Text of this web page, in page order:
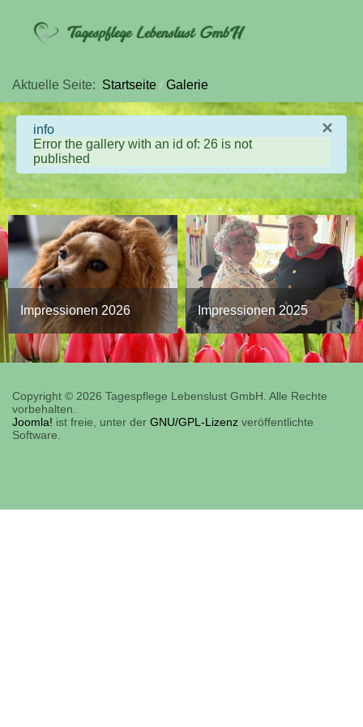
Aktuelle Seite: Startseite Galerie
×
info
Error the gallery with an id of: 26 is not
published
Impressionen 2026 Impressionen 2025
Copyright © 2026 Tagespflege Lebenslust GmbH. Alle Rechte
vorbehalten.
Joomla! ist freie, unter der GNU/GPL-Lizenz veröffentlichte
Software.